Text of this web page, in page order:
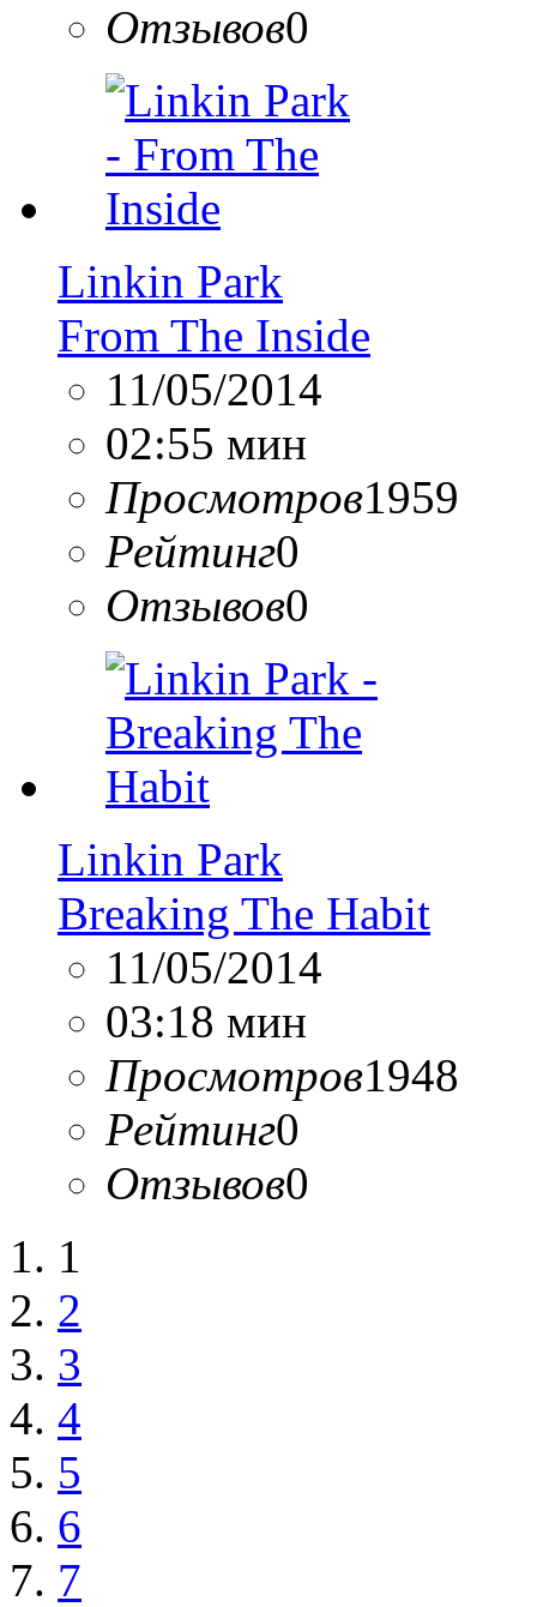
Отзывов0
Linkin Park
From The Inside
11/05/2014
02:55 мин
Просмотров1959
Рейтинг0
Отзывов0
Linkin Park
Breaking The Habit
11/05/2014
03:18 мин
Просмотров1948
Рейтинг0
Отзывов0
1
2
3
4
5
6
7